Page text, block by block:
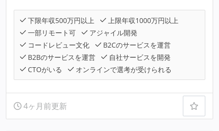
下限年収500万円以上
上限年収1000万円以上
一部リモート可
アジャイル開発
コードレビュー文化
B2Cのサービスを運営
B2Bのサービスを運営
自社サービスを開発
CTOがいる
オンラインで選考が受けられる
4ヶ月前更新